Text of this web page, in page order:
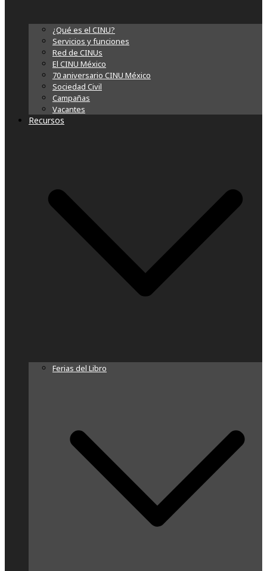
¿Qué es el CINU?
Servicios y funciones
Red de CINUs
El CINU México
70 aniversario CINU México
Sociedad Civil
Campañas
Vacantes
Recursos
Ferias del Libro